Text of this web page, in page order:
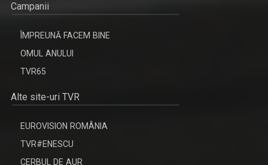
Campanii
ÎMPREUNĂ FACEM BINE
OMUL ANULUI
TVR65
Alte site-uri TVR
EUROVISION ROMÂNIA
TVR#ENESCU
CERBUL DE AUR